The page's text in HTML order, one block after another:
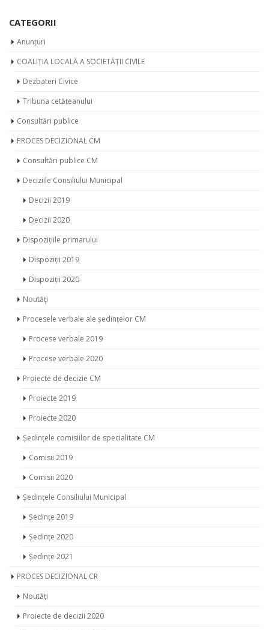
CATEGORII
Anunțuri
COALIȚIA LOCALĂ A SOCIETĂȚII CIVILE
Dezbateri Civice
Tribuna cetățeanului
Consultări publice
PROCES DECIZIONAL CM
Consultări publice CM
Deciziile Consiliului Municipal
Decizii 2019
Decizii 2020
Dispozițiile primarului
Dispoziții 2019
Dispoziții 2020
Noutăți
Procesele verbale ale ședințelor CM
Procese verbale 2019
Procese verbale 2020
Proiecte de decizie CM
Proiecte 2019
Proiecte 2020
Ședințele comisiilor de specialitate CM
Comisii 2019
Comisii 2020
Ședințele Consiliului Municipal
Ședințe 2019
Ședințe 2020
Ședințe 2021
PROCES DECIZIONAL CR
Noutăți
Proiecte de decizii 2020